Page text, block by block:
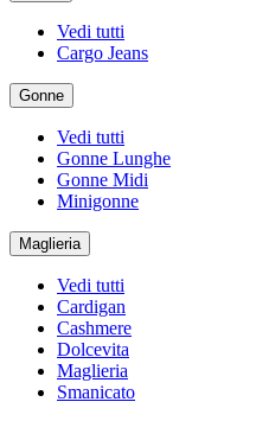
Vedi tutti
Cargo Jeans
Gonne
Vedi tutti
Gonne Lunghe
Gonne Midi
Minigonne
Maglieria
Vedi tutti
Cardigan
Cashmere
Dolcevita
Maglieria
Smanicato